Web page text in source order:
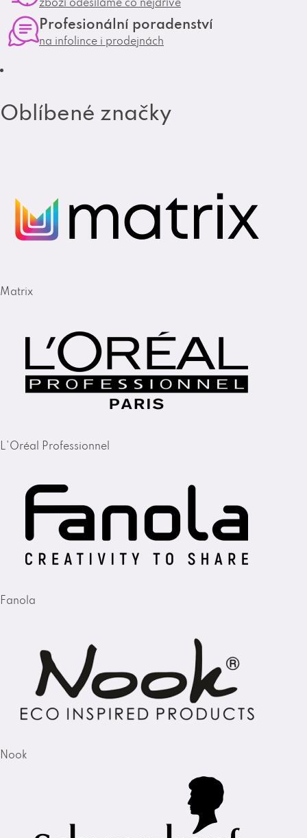
a
m
o
kProfesionální poradenství
na infolince i prodejnách
Oblíbené značky
Matrix
L'Oréal Professionnel
Fanola
Nook